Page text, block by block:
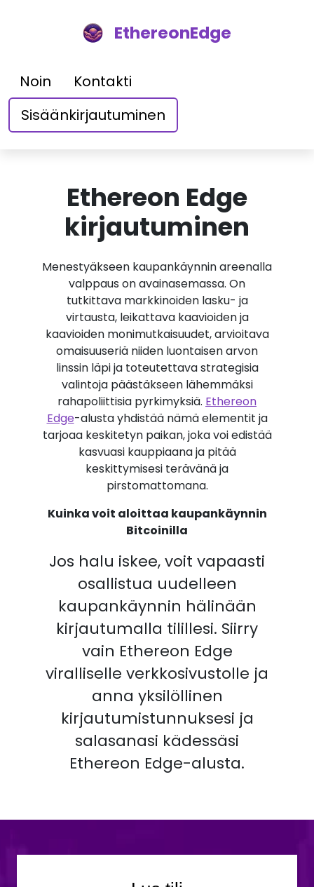
EthereonEdge
Noin
Kontakti
Sisäänkirjautuminen
Ethereon Edge
kirjautuminen
Menestyäkseen kaupankäynnin areenalla
valppaus on avainasemassa. On
tutkittava markkinoiden lasku- ja
virtausta, leikattava kaavioiden ja
kaavioiden monimutkaisuudet, arvioitava
omaisuuseriä niiden luontaisen arvon
linssin läpi ja toteutettava strategisia
valintoja päästäkseen lähemmäksi
rahapoliittisia pyrkimyksiä. Ethereon
Edge-alusta yhdistää nämä elementit ja
tarjoaa keskitetyn paikan, joka voi edistää
kasvuasi kauppiaana ja pitää
keskittymisesi terävänä ja
pirstomattomana.
Kuinka voit aloittaa kaupankäynnin
Bitcoinilla
Jos halu iskee, voit vapaasti
osallistua uudelleen
kaupankäynnin hälinään
kirjautumalla tilillesi. Siirry
vain Ethereon Edge
viralliselle verkkosivustolle ja
anna yksilöllinen
kirjautumistunnuksesi ja
salasanasi kädessäsi
Ethereon Edge-alusta.